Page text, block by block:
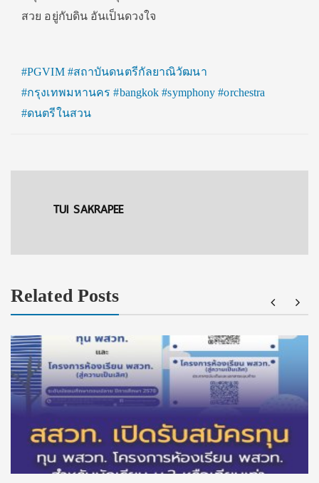
สวย อยู่กับดิน อันเป็นดวงใจ
#PGVIM #สถาบันดนตรีกัลยาณิวัฒนา
#กรุงเทพมหานคร #bangkok #symphony #orchestra
#ดนตรีในสวน
TUI SAKRAPEE
Related Posts